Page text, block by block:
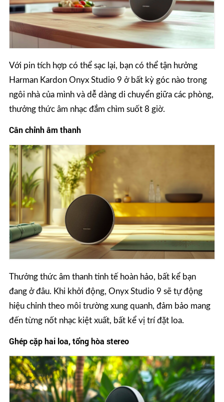
Với pin tích hợp có thể sạc lại, bạn có thể tận hưởng
Harman Kardon Onyx Studio 9 ở bất kỳ góc nào trong
ngôi nhà của mình và dễ dàng di chuyển giữa các phòng,
thưởng thức âm nhạc đắm chìm suốt 8 giờ.
Cân chỉnh âm thanh
Thưởng thức âm thanh tinh tế hoàn hảo, bất kể bạn
đang ở đâu. Khi khởi động, Onyx Studio 9 sẽ tự động
hiệu chỉnh theo môi trường xung quanh, đảm bảo mang
đến từng nốt nhạc kiệt xuất, bất kể vị trí đặt loa.
Ghép cặp hai loa, tổng hòa stereo